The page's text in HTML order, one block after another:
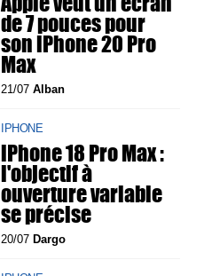
de 7 pouces pour
son iPhone 20 Pro
Max
21/07Alban
IPHONE
iPhone 18 Pro Max :
l'objectif à
ouverture variable
se précise
20/07 Dargo